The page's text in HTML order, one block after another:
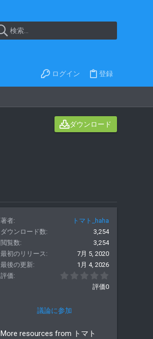
ログイン 登録
ダウンロード
著者
トマト_haha
ダウンロード数
3,254
閲覧数
3,254
最初のリリース
7月 5, 2020
最後の更新
1月 4, 2026
評価
評価0
議論に参加
More resources from トマト